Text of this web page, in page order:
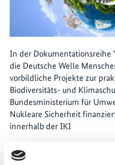
In der Dokumentationsreihe
die Deutsche Welle
vorbildliche Projekte zur
Biodiversitäts- und
Bundesministerium für
Nukleare Sicherheit
innerhalb der IKI